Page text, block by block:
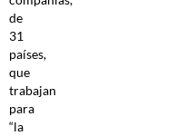
de
31
países,
que
trabajan
para
“la